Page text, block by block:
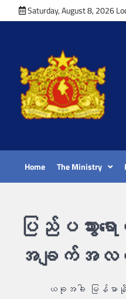
to
Saturday, August 8, 2026
Home The Ministry
ပြည်ပသွား
အချက်အလက်
ယခုအခါ မြန်မာနို